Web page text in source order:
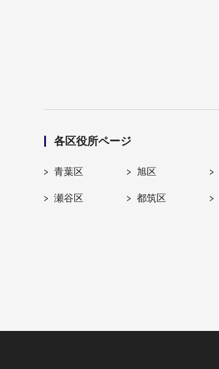
各区役所ページ
青葉区 旭区
瀬谷区 都筑区